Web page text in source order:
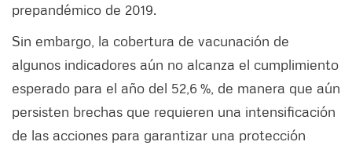
prepandémico de 2019.
Sin embargo, la cobertura de vacunación de
algunos indicadores aún no alcanza el cumplimiento
esperado para el año del 52,6 %, de manera que aún
persisten brechas que requieren una intensificación
de las acciones para garantizar una protección